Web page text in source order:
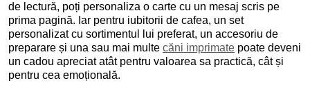
de lectură, poți personaliza o carte cu un mesaj scris pe
prima pagină. Iar pentru iubitorii de cafea, un set
personalizat cu sortimentul lui preferat, un accesoriu de
preparare și una sau mai multe căni imprimate poate deveni
un cadou apreciat atât pentru valoarea sa practică, cât și
pentru cea emoțională.